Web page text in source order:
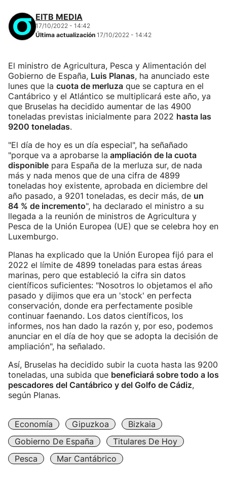
EITB MEDIA
17/10/2022 - 14:42
Última actualización 17/10/2022 - 14:42
El ministro de Agricultura, Pesca y Alimentación del
Gobierno de España, Luis Planas, ha anunciado este
lunes que la cuota de merluza que se captura en el
Cantábrico y el Atlántico se multiplicará este año, ya
que Bruselas ha decidido aumentar de las 4900
toneladas previstas inicialmente para 2022 hasta las
9200 toneladas.
"El día de hoy es un día especial", ha señañado
"porque va a aprobarse la ampliación de la cuota
disponible para España de la merluza sur, de nada
más y nada menos que de una cifra de 4899
toneladas hoy existente, aprobada en diciembre del
año pasado, a 9201 toneladas, es decir más, de un
84 % de incremento", ha declarado el ministro a su
llegada a la reunión de ministros de Agricultura y
Pesca de la Unión Europea (UE) que se celebra hoy en
Luxemburgo.
Planas ha explicado que la Unión Europea fijó para el
2022 el límite de 4899 toneladas para estas áreas
marinas, pero que estableció la cifra sin datos
científicos suficientes: "Nosotros lo objetamos el año
pasado y dijimos que era un 'stock' en perfecta
conservación, donde era perfectamente posible
continuar faenando. Los datos científicos, los
informes, nos han dado la razón y, por eso, podemos
anunciar en el día de hoy que se adopta la decisión de
ampliación", ha señalado.
Así, Bruselas ha decidido subir la cuota hasta las 9200
toneladas, una subida que beneficiará sobre todo a los
pescadores del Cantábrico y del Golfo de Cádiz,
según Planas.
Economía Gipuzkoa
Bizkaia
Gobierno De España
Titulares De Hoy
Pesca
Mar Cantábrico